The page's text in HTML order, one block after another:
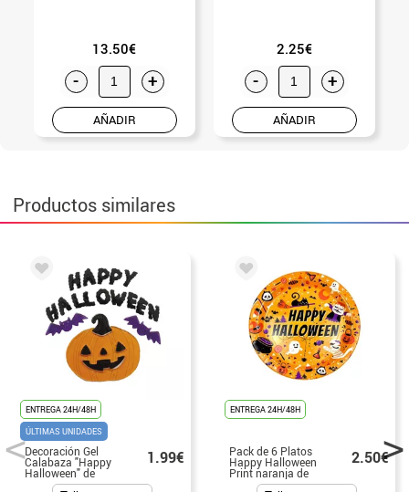
13.50€
- +
AÑADIR
2.25€
- +
AÑADIR
Productos similares
ENTREGA 24H/48H
ÚLTIMAS UNIDADES
Decoración Gel
Calabaza "Happy
Halloween" de
20x25 cm
1.99€
ENTREGA 24H/48H
Pack de 6 Platos
Happy Halloween
Print naranja de
18 cm
2.50€